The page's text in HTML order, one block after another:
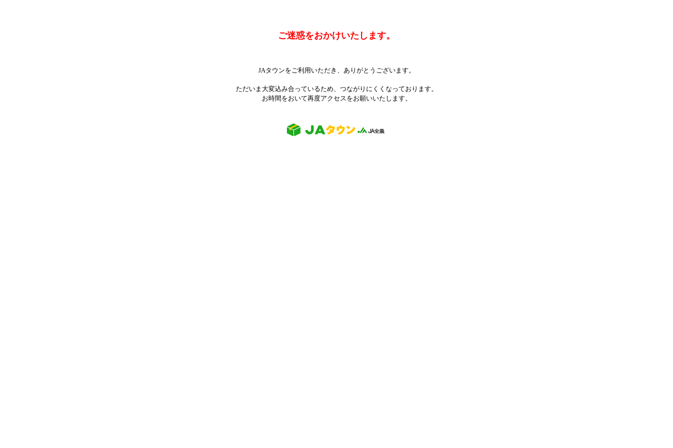
ご迷惑をおかけいたします。
JAタウンをご利用いただき、ありがとうございます。
ただいま大変込み合っているため、つながりにくくなっております。
お時間をおいて再度アクセスをお願いいたします。